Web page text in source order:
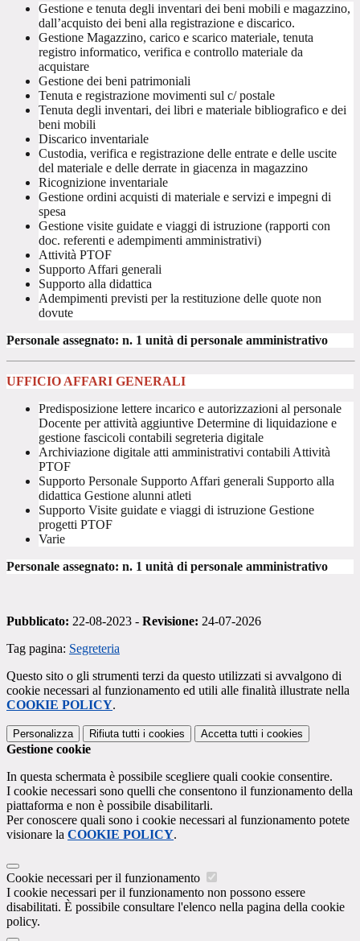
Gestione e tenuta degli inventari dei beni mobili e magazzino,
dall’acquisto dei beni alla registrazione e discarico.
Gestione Magazzino, carico e scarico materiale, tenuta
registro informatico, verifica e controllo materiale da
acquistare
Gestione dei beni patrimoniali
Tenuta e registrazione movimenti sul c/ postale
Tenuta degli inventari, dei libri e materiale bibliografico e dei
beni mobili
Discarico inventariale
Custodia, verifica e registrazione delle entrate e delle uscite
del materiale e delle derrate in giacenza in magazzino
Ricognizione inventariale
Gestione ordini acquisti di materiale e servizi e impegni di
spesa
Gestione visite guidate e viaggi di istruzione (rapporti con
doc. referenti e adempimenti amministrativi)
Attività PTOF
Supporto Affari generali
Supporto alla didattica
Adempimenti previsti per la restituzione delle quote non
dovute
Personale assegnato: n. 1 unità di personale amministrativo
UFFICIO AFFARI GENERALI
Predisposizione lettere incarico e autorizzazioni al personale
Docente per attività aggiuntive Determine di liquidazione e
gestione fascicoli contabili segreteria digitale
Archiviazione digitale atti amministrativi contabili Attività
PTOF
Supporto Personale Supporto Affari generali Supporto alla
didattica Gestione alunni atleti
Supporto Visite guidate e viaggi di istruzione Gestione
progetti PTOF
Varie
Personale assegnato: n. 1 unità di personale amministrativo
Pubblicato: 22-08-2023 - Revisione: 24-07-2026
Tag pagina: Segreteria
Questo sito o gli strumenti terzi da questo utilizzati si avvalgono di
cookie necessari al funzionamento ed utili alle finalità illustrate nella
COOKIE POLICY.
Personalizza Rifiuta tutti i cookies Accetta tutti i cookies
Gestione cookie
In questa schermata è possibile scegliere quali cookie consentire.
I cookie necessari sono quelli che consentono il funzionamento della
piattaforma e non è possibile disabilitarli.
Per conoscere quali sono i cookie necessari al funzionamento potete
visionare la COOKIE POLICY.
Cookie necessari per il funzionamento
I cookie necessari per il funzionamento non possono essere
disabilitati. È possibile consultare l'elenco nella pagina della cookie
policy.